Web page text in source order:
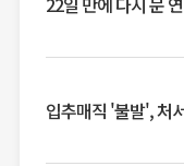
입추매직 '불발', 처